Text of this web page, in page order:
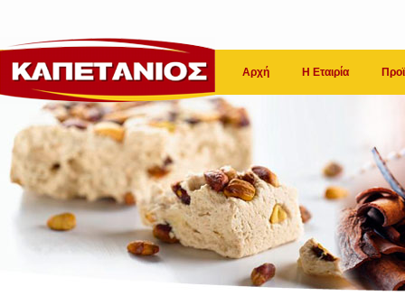
Αρχή Η Εταιρία